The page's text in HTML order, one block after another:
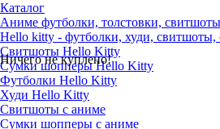
Ничего не куплено!
Каталог
Аниме футболки, толстовки,
Hello kitty - футболки, худи,
Свитшоты Hello Kitty
Сумки шопперы Hello Kitty
Футболки Hello Kitty
Худи Hello Kitty
Свитшоты с аниме
Сумки шопперы с аниме